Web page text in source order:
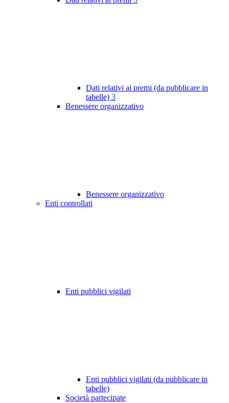
Dati relativi ai premi (da pubblicare in
tabelle) 3
Benessere organizzativo
Benessere organizzativo
Enti controllati
Enti pubblici vigilati
Enti pubblici vigilati (da pubblicare in
tabelle)
Società partecipate